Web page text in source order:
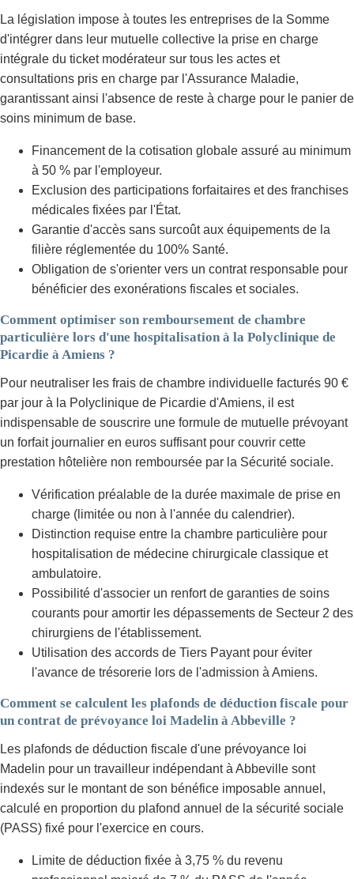
La législation impose à toutes les entreprises de la Somme
d'intégrer dans leur mutuelle collective la prise en charge
intégrale du ticket modérateur sur tous les actes et
consultations pris en charge par l'Assurance Maladie,
garantissant ainsi l'absence de reste à charge pour le panier de
soins minimum de base.
Financement de la cotisation globale assuré au minimum
à 50 % par l'employeur.
Exclusion des participations forfaitaires et des franchises
médicales fixées par l'État.
Garantie d'accès sans surcoût aux équipements de la
filière réglementée du 100% Santé.
Obligation de s'orienter vers un contrat responsable pour
bénéficier des exonérations fiscales et sociales.
Comment optimiser son remboursement de chambre
particulière lors d'une hospitalisation à la Polyclinique de
Picardie à Amiens ?
Pour neutraliser les frais de chambre individuelle facturés 90 €
par jour à la Polyclinique de Picardie d'Amiens, il est
indispensable de souscrire une formule de mutuelle prévoyant
un forfait journalier en euros suffisant pour couvrir cette
prestation hôtelière non remboursée par la Sécurité sociale.
Vérification préalable de la durée maximale de prise en
charge (limitée ou non à l'année du calendrier).
Distinction requise entre la chambre particulière pour
hospitalisation de médecine chirurgicale classique et
ambulatoire.
Possibilité d'associer un renfort de garanties de soins
courants pour amortir les dépassements de Secteur 2 des
chirurgiens de l'établissement.
Utilisation des accords de Tiers Payant pour éviter
l'avance de trésorerie lors de l'admission à Amiens.
Comment se calculent les plafonds de déduction fiscale pour
un contrat de prévoyance loi Madelin à Abbeville ?
Les plafonds de déduction fiscale d'une prévoyance loi
Madelin pour un travailleur indépendant à Abbeville sont
indexés sur le montant de son bénéfice imposable annuel,
calculé en proportion du plafond annuel de la sécurité sociale
(PASS) fixé pour l'exercice en cours.
Limite de déduction fixée à 3,75 % du revenu